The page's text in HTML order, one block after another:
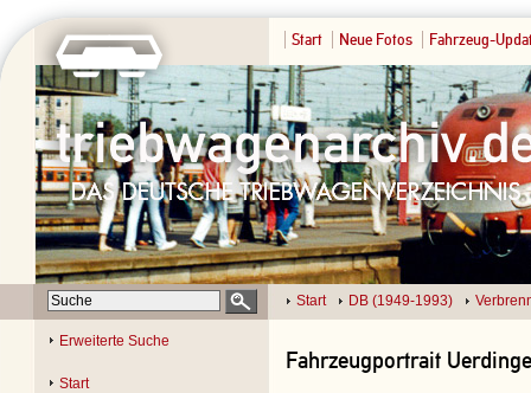
Start Neue Fotos Fahrzeug-
Start DB (1949-1993)
Erweiterte Suche
Start
Fahrzeugportrait